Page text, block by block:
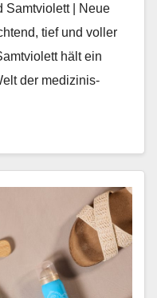
Samtviolett | Neue
tief und voller
hält ein
der medi­zinis­